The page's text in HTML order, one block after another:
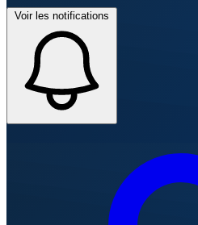
Voir les notifications